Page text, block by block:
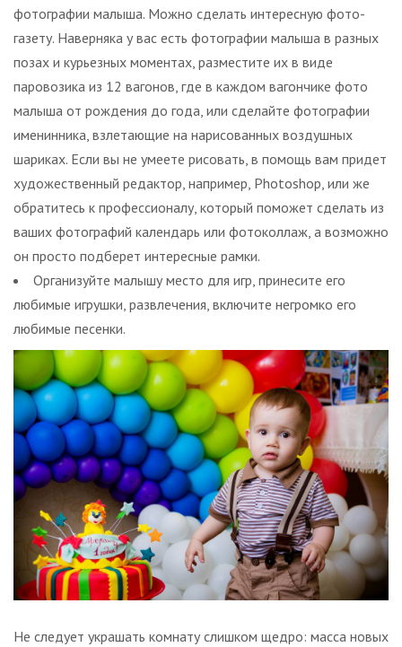
фотографии малыша. Можно сделать интересную фото-
газету. Наверняка у вас есть фотографии малыша в разных
позах и курьезных моментах, разместите их в виде
паровозика из 12 вагонов, где в каждом вагончике фото
малыша от рождения до года, или сделайте фотографии
именинника, взлетающие на нарисованных воздушных
шариках. Если вы не умеете рисовать, в помощь вам придет
художественный редактор, например, Photoshop, или же
обратитесь к профессионалу, который поможет сделать из
ваших фотографий календарь или фотоколлаж, а возможно
он просто подберет интересные рамки.
Организуйте малышу место для игр, принесите его
любимые игрушки, развлечения, включите негромко его
любимые песенки.
Не следует украшать комнату слишком щедро: масса новых